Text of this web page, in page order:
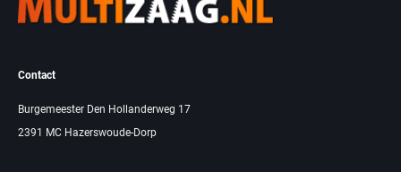
Contact
Burgemeester Den Hollanderweg 17
2391 MC Hazerswoude-Dorp